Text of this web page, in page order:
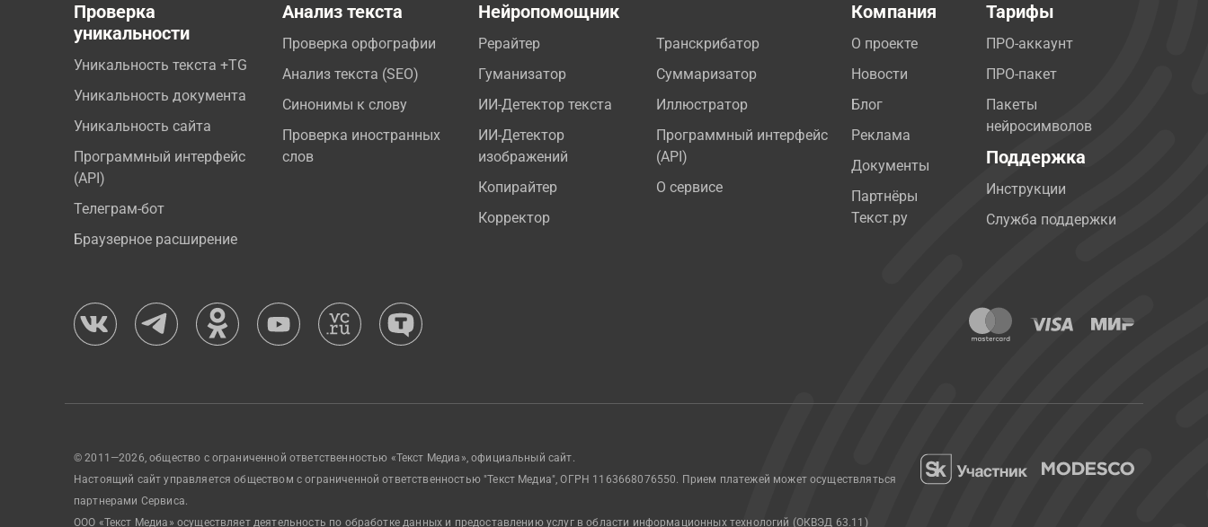
Проверка
уникальности
Уникальность текста +TG
Уникальность документа
Уникальность сайта
Программный интерфейс
(API)
Телеграм-бот
Браузерное расширение
Анализ текста
Проверка орфографии
Анализ текста (SEO)
Синонимы к слову
Проверка иностранных
слов
Нейропомощник
Рерайтер
Гуманизатор
ИИ-Детектор текста
ИИ-Детектор
изображений
Копирайтер
Корректор
Транскрибатор
Суммаризатор
Иллюстратор
Программный интерфейс
(API)
О сервисе
Компания
О проекте
Новости
Блог
Реклама
Документы
Партнёры
Текст.ру
Тарифы
ПРО-аккаунт
ПРО-пакет
Пакеты
нейросимволов
Поддержка
Инструкции
Служба поддержки
© 2011—2026, общество с ограниченной ответственностью «Текст Медиа», официальный сайт.
Настоящий сайт управляется обществом с ограниченной ответственностью "Текст Медиа", ОГРН 1163668076550. Прием платежей может осуществляться
партнерами Сервиса.
ООО «Текст Медиа» осуществляет деятельность по обработке данных и предоставлению услуг в области информационных технологий (ОКВЭД 63.11)